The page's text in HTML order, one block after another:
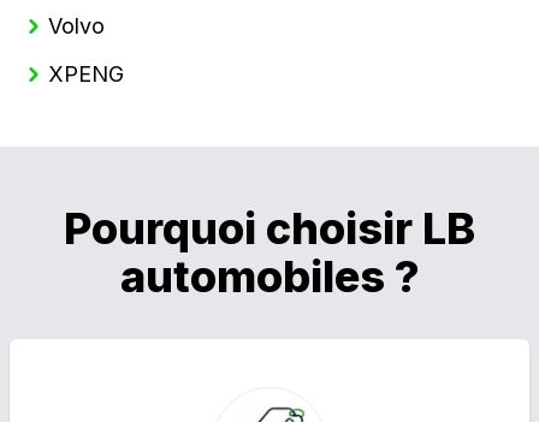
Volvo
XPENG
Pourquoi choisir LB
automobiles ?